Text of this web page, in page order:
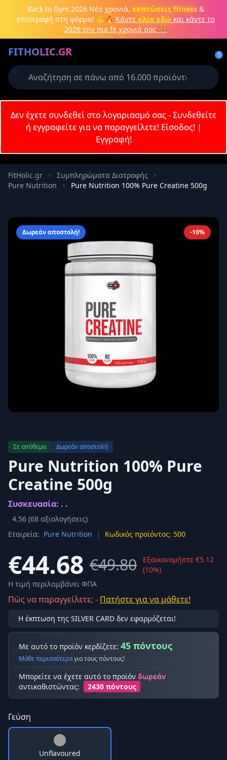
Μετάβαση στο κύριο περιεχόμενο
Back to Gym 2026Νέα χρονιά, εκπτώσεις fitness&
επιστροφή στη φόρμα! 💪🔥 Κάντε κλικ εδώκαι κάντε το
2026 την πιο fit χρονιά σας 🏋️
FITHOLIC.GR 0
Πρωτεΐνες Pre-Workout Aμινοξέα Καύση λίπους
Δεν έχετε συνδεθεί στο λογαριασμό σας - Συνδεθείτε
ή εγγραφείτε για να παραγγείλετε! Είσοδος!|
Εγγραφή!
FitHolic.gr
Συμπληρώματα Διατροφής
Pure Nutrition
Pure Nutrition 100% Pure Creatine 500g
Δωρεάν αποστολή! -10%
Σε απόθεμα Δωρεάν αποστολή
Pure Nutrition 100% Pure
Creatine 500g
Συσκευασία: . .
4.56 (68 αξιολογήσεις)
Εταιρεία: Pure Nutrition | Κωδικός προϊόντος: 500
€44.68 €49.80
Εξοικονομήστε €5.12
(10%)
Η τιμή περιλαμβάνει ΦΠΑ
Πώς να παραγγείλετε; - Πατήστε για να μάθετε!
Η έκπτωση της SILVER CARD δεν εφαρμόζεται!
Με αυτό το προϊόν κερδίζετε: 45 πόντους
Μάθε περισσότεραγια τους πόντους!
Μπορείτε να έχετε αυτό το προϊόν δωρεάν
αντικαθιστώντας:
2430 πόντους
Γεύση
Unflavoured
Δημιουργήστε λογαριασμό ή
Απαιτείται για την ολοκλήρωση της
παραγγελίας σας
Σύνδεση Εγγραφή
Κωδικός
Απομνημόνευση Ξεχάσατε τον κωδικό σας;
Σύνδεση
Δεν έχετε λογαριασμό;
Ασφαλής σύνδεση